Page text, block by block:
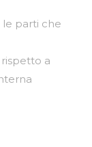
le parti che
a